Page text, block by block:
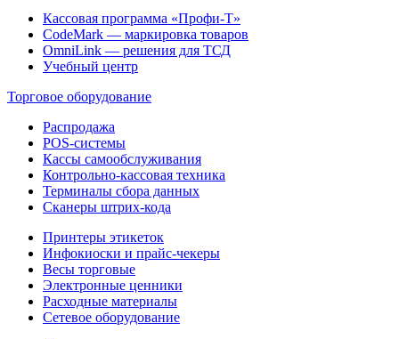
Кассовая программа «Профи-Т»
CodeMark — маркировка товаров
OmniLink — решения для ТСД
Учебный центр
Торговое оборудование
Распродажа
POS-системы
Кассы самообслуживания
Контрольно-кассовая техника
Терминалы сбора данных
Сканеры штрих-кода
Принтеры этикеток
Инфокиоски и прайс-чекеры
Весы торговые
Электронные ценники
Расходные материалы
Сетевое оборудование